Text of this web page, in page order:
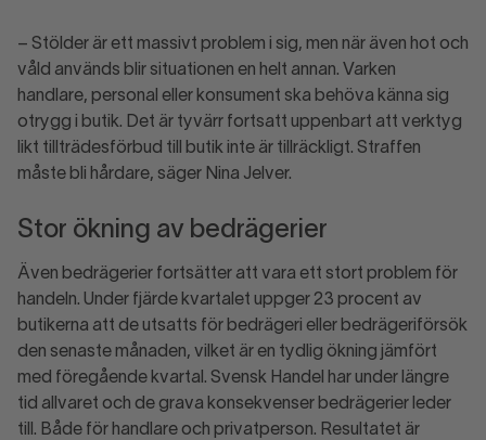
– Stölder är ett massivt problem i sig, men när även hot och
våld används blir situationen en helt annan. Varken
handlare, personal eller konsument ska behöva känna sig
otrygg i butik. Det är tyvärr fortsatt uppenbart att verktyg
likt tillträdesförbud till butik inte är tillräckligt. Straffen
måste bli hårdare, säger Nina Jelver.
Stor ökning av bedrägerier
Även bedrägerier fortsätter att vara ett stort problem för
handeln. Under fjärde kvartalet uppger 23 procent av
butikerna att de utsatts för bedrägeri eller bedrägeriförsök
den senaste månaden, vilket är en tydlig ökning jämfört
med föregående kvartal. Svensk Handel har under längre
tid allvaret och de grava konsekvenser bedrägerier leder
till. Både för handlare och privatperson. Resultatet är